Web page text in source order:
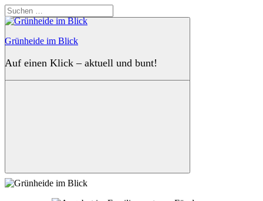
Zum
Inhalt
Grünheide im Blick
Auf einen Klick – aktuell und bunt!
Suchen
nach: